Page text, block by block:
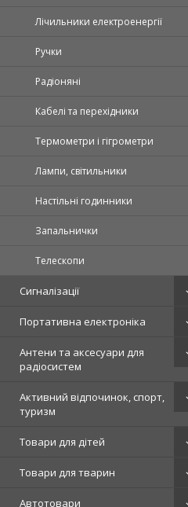
Лічильники електроенергії
Ручки
Радіоняні
Кабелі та перехідники
Термометри і гігрометри
Лампи, світильники
Настільні годинники
Запальнички
Телескопи
Сигналізації
Портативна електроніка
Антени та аксесуари для
радіосистем
Активний відпочинок, спорт,
туризм
Товари для дітей
Товари для тварин
Автотовари